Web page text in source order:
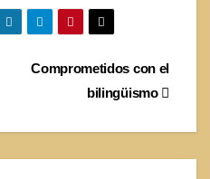
Comprometidos con el
bilingüismo